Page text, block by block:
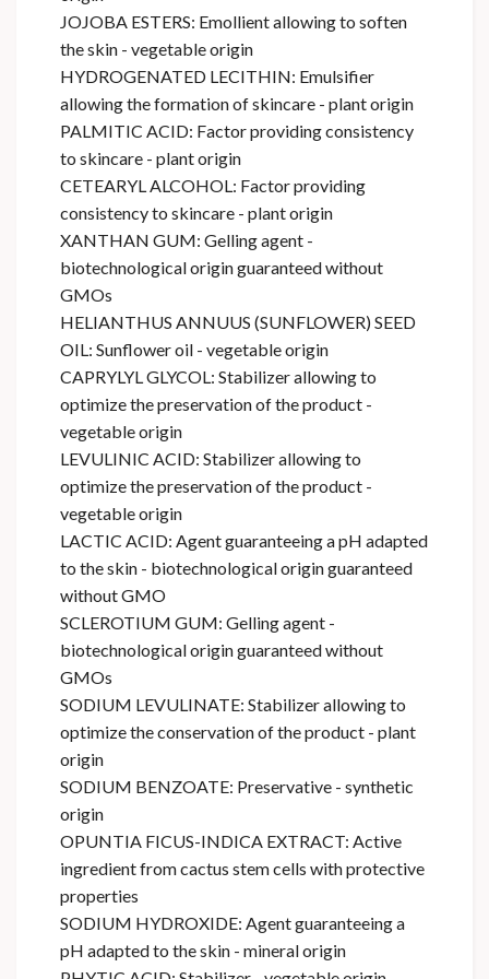
JOJOBA ESTERS: Emollient allowing to soften
the skin - vegetable origin
HYDROGENATED LECITHIN: Emulsifier
allowing the formation of skincare - plant origin
PALMITIC ACID: Factor providing consistency
to skincare - plant origin
CETEARYL ALCOHOL: Factor providing
consistency to skincare - plant origin
XANTHAN GUM: Gelling agent -
biotechnological origin guaranteed without
GMOs
HELIANTHUS ANNUUS (SUNFLOWER) SEED
OIL: Sunflower oil - vegetable origin
CAPRYLYL GLYCOL: Stabilizer allowing to
optimize the preservation of the product -
vegetable origin
LEVULINIC ACID: Stabilizer allowing to
optimize the preservation of the product -
vegetable origin
LACTIC ACID: Agent guaranteeing a pH adapted
to the skin - biotechnological origin guaranteed
without GMO
SCLEROTIUM GUM: Gelling agent -
biotechnological origin guaranteed without
GMOs
SODIUM LEVULINATE: Stabilizer allowing to
optimize the conservation of the product - plant
origin
SODIUM BENZOATE: Preservative - synthetic
origin
OPUNTIA FICUS-INDICA EXTRACT: Active
ingredient from cactus stem cells with protective
properties
SODIUM HYDROXIDE: Agent guaranteeing a
pH adapted to the skin - mineral origin